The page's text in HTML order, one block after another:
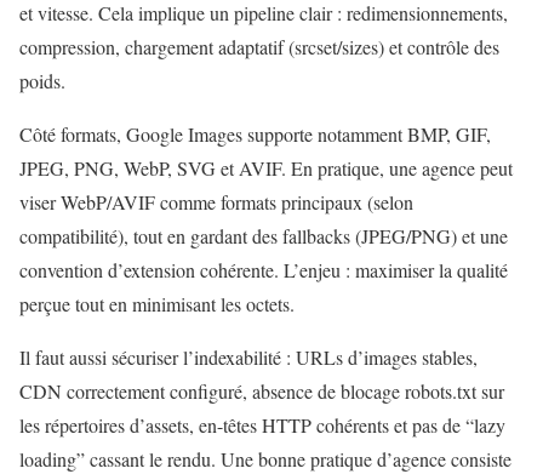
et vitesse. Cela implique un pipeline clair : redimensionnements,
compression, chargement adaptatif (srcset/sizes) et contrôle des
poids.
Côté formats, Google Images supporte notamment BMP, GIF,
JPEG, PNG, WebP, SVG et AVIF. En pratique, une agence peut
viser WebP/AVIF comme formats principaux (selon
compatibilité), tout en gardant des fallbacks (JPEG/PNG) et une
convention d’extension cohérente. L’enjeu : maximiser la qualité
perçue tout en minimisant les octets.
Il faut aussi sécuriser l’indexabilité : URLs d’images stables,
CDN correctement configuré, absence de blocage robots.txt sur
les répertoires d’assets, en-têtes HTTP cohérents et pas de “lazy
loading” cassant le rendu. Une bonne pratique d’agence consiste